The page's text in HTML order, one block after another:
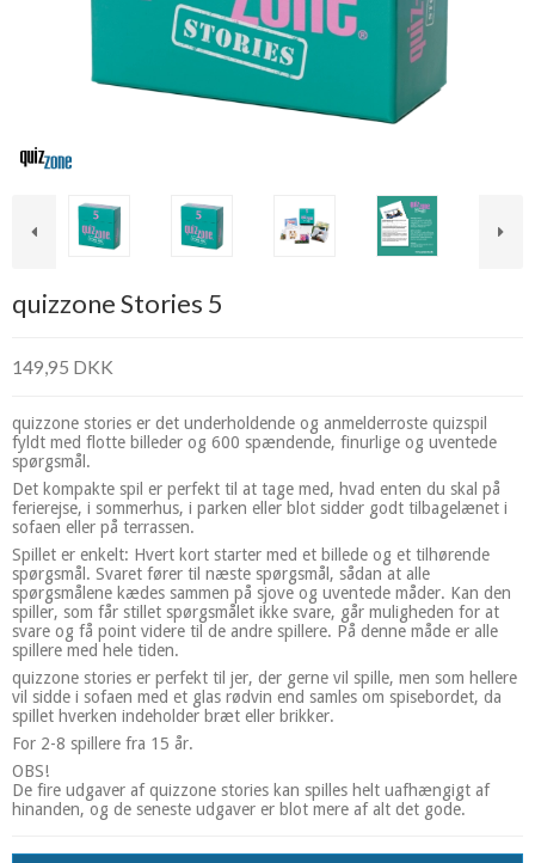
quizzone Stories 5
149,95 DKK
quizzone stories er det underholdende og anmelderroste quizspil
fyldt med flotte billeder og 600 spændende, finurlige og uventede
spørgsmål.
Det kompakte spil er perfekt til at tage med, hvad enten du skal på
ferierejse, i sommerhus, i parken eller blot sidder godt tilbagelænet i
sofaen eller på terrassen.
Spillet er enkelt: Hvert kort starter med et billede og et tilhørende
spørgsmål. Svaret fører til næste spørgsmål, sådan at alle
spørgsmålene kædes sammen på sjove og uventede måder. Kan den
spiller, som får stillet spørgsmålet ikke svare, går muligheden for at
svare og få point videre til de andre spillere. På denne måde er alle
spillere med hele tiden.
quizzone stories er perfekt til jer, der gerne vil spille, men som hellere
vil sidde i sofaen med et glas rødvin end samles om spisebordet, da
spillet hverken indeholder bræt eller brikker.
For 2-8 spillere fra 15 år.
OBS!
De fire udgaver af quizzone stories kan spilles helt uafhængigt af
hinanden, og de seneste udgaver er blot mere af alt det gode.